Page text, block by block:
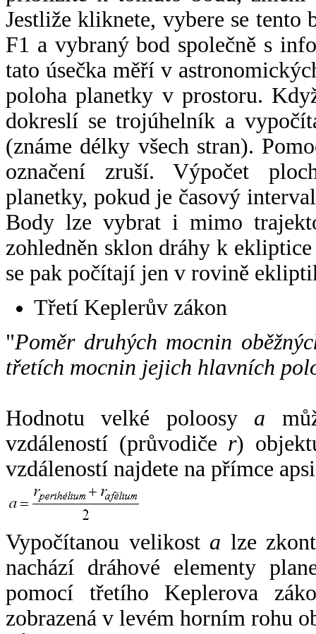
Jestliže kliknete, vybere se tento
F1 a vybraný bod společně s
tato úsečka měří v
poloha planetky v prostoru.
dokreslí se trojúhelník a
(známe délky všech stran).
označení zruší. Výpočet
planetky, pokud je časový
Body lze vybrat i mimo
zohledněn sklon dráhy k
se pak počítají jen v rovině
Třetí Keplerův zákon
"Poměr druhých mocnin
třetích mocnin jejich hlavních
Hodnotu velké poloosy a
vzdáleností (průvodiče r)
vzdáleností najdete na přímce
Vypočítanou velikost a lze
nachází dráhové elementy
pomocí třetího Keplerova
zobrazená v levém horním rohu